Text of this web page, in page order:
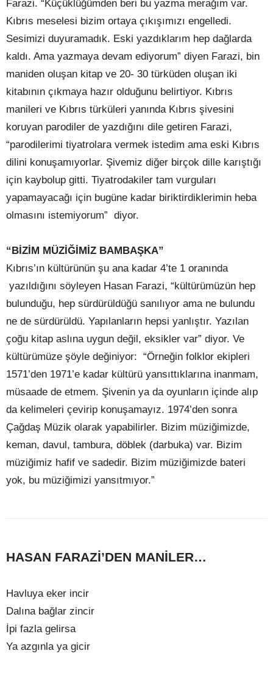
Farazi. “Küçüklüğümden beri bu yazma merağım var.
Kıbrıs meselesi bizim ortaya çıkışımızı engelledi.
Sesimizi duyuramadık. Eski yazdıklarım hep dağlarda
kaldı. Ama yazmaya devam ediyorum” diyen Farazi, bin
maniden oluşan kitap ve 20- 30 türküden oluşan iki
kitabının çıkmaya hazır olduğunu belirtiyor. Kıbrıs
manileri ve Kıbrıs türküleri yanında Kıbrıs şivesini
koruyan parodiler de yazdığını dile getiren Farazi,
“parodilerimi tiyatrolara vermek istedim ama eski Kıbrıs
dilini konuşamıyorlar. Şivemiz diğer birçok dille karıştığı
için kaybolup gitti. Tiyatrodakiler tam vurguları
yapamayacağı için bugüne kadar biriktirdiklerimin heba
olmasını istemiyorum” diyor.
“BİZİM MÜZİĞİMİZ BAMBAŞKA”
Kıbrıs’ın kültürünün şu ana kadar 4’te 1 oranında
yazıldığını söyleyen Hasan Farazi, “kültürümüzün hep
bulunduğu, hep sürdürüldüğü sanılıyor ama ne bulundu
ne de sürdürüldü. Yapılanların hepsi yanlıştır. Yazılan
çoğu kitap aslına uygun değil, eksikler var” diyor. Ve
kültürümüze şöyle değiniyor: “Örneğin folklor ekipleri
1571’den 1971’e kadar kültürü yansıttıklarına inanmam,
müsaade de etmem. Şivenin ya da oyunların içinde alıp
da kelimeleri çevirip konuşamayız. 1974’den sonra
Çağdaş Müzik olarak yapabilirler. Bizim müziğimizde,
keman, davul, tambura, döblek (darbuka) var. Bizim
müziğimiz hafif ve sadedir. Bizim müziğimizde bateri
yok, bu müziğimizi yansıtmıyor.”
HASAN FARAZİ’DEN MANİLER…
Havluya eker incir
Dalına bağlar zincir
İpi fazla gelirsa
Ya azgınla ya gicir